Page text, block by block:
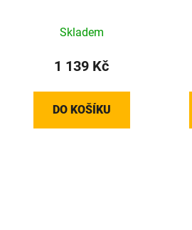
Skladem
1 139 Kč
DO KOŠÍKU